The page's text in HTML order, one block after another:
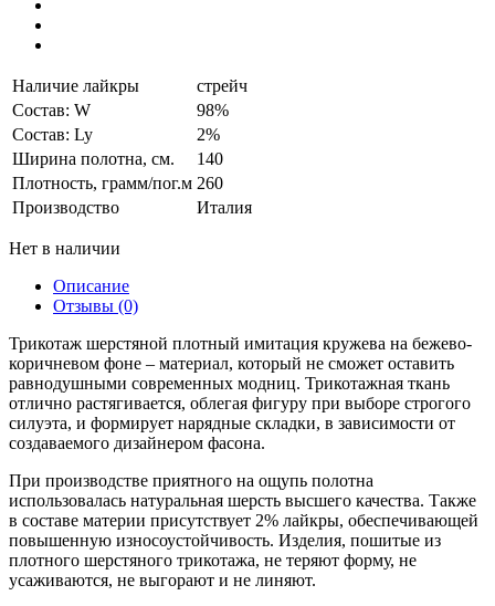
Наличие лайкры
стрейч
Состав: W
98%
Состав: Ly
2%
Ширина полотна, см.
140
Плотность, грамм/пог.м 260
Производство
Италия
Нет в наличии
Описание
Отзывы (0)
Трикотаж шерстяной плотный имитация кружева на бежево-
коричневом фоне – материал, который не сможет оставить
равнодушными современных модниц. Трикотажная ткань
отлично растягивается, облегая фигуру при выборе строгого
силуэта, и формирует нарядные складки, в зависимости от
создаваемого дизайнером фасона.
При производстве приятного на ощупь полотна
использовалась натуральная шерсть высшего качества. Также
в составе материи присутствует 2% лайкры, обеспечивающей
повышенную износоустойчивость. Изделия, пошитые из
плотного шерстяного трикотажа, не теряют форму, не
усаживаются, не выгорают и не линяют.